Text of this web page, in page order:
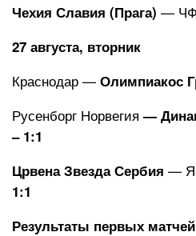
Чехия Славия (Прага) —
27 августа, вторник
Краснодар — Олимпиакос
Русенборг Норвегия—
– 1:1
Црвена Звезда Сербия —
1:1
Результаты первых матчей